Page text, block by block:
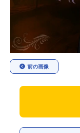
アニメ映画一覧
春アニメ
秋アニメ
前の画像